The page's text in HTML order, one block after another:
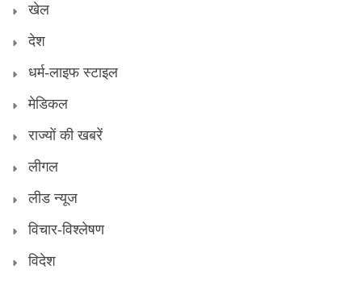
खेल
देश
धर्म-लाइफ स्टाइल
मेडिकल
राज्यों की खबरें
लीगल
लीड न्यूज
विचार-विश्लेषण
विदेश